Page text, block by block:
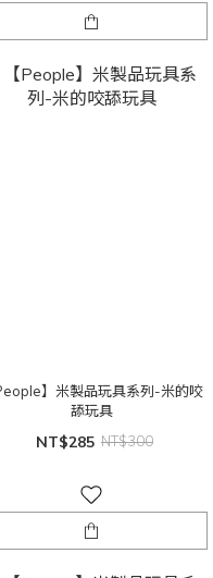
】米製品玩具系列-米的咬
舔玩具
NT$285 NT$300